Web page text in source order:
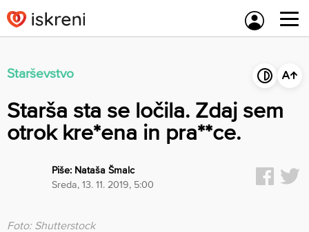
to
content
Starševstvo
Starša sta se ločila. Zdaj sem
otrok kre*ena in pra**ce.
Piše: Nataša Šmalc
sreda, 13. 11. 2019, 5:00
Foto: Shutterstock